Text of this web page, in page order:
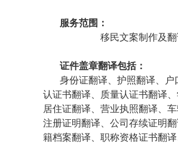
服务范围：
移民文案制作及
证件盖章翻译包括：
身份证翻译、护照翻译、
认证书翻译、质量认证书翻译
居住证翻译、营业执照翻译、
注册证明翻译、公司存续证明
籍档案翻译、职称资格证书翻